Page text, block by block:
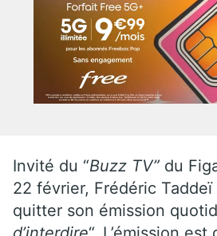
Invité du “Buzz TV” du
22 février, Frédéric Taddeï
quitter son émission